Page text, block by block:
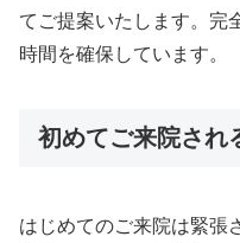
てご提案いたします。完
時間を確保しています。
初めてご来院され
はじめてのご来院は緊張